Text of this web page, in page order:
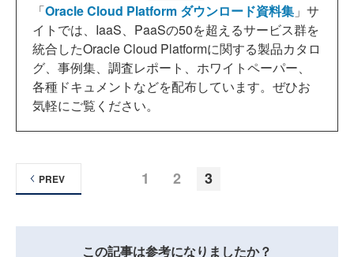
「Oracle Cloud Platform ダウンロード資料集 」サ
イトでは、IaaS、PaaSの50を超えるサービス群を
統合したOracle Cloud Platformに関する製品カタロ
グ、事例集、調査レポート、ホワイトペーパー、
各種ドキュメントなどを配布しています。ぜひお
気軽にご覧ください。
1 2 3
PREV
この記事は参考になりましたか？